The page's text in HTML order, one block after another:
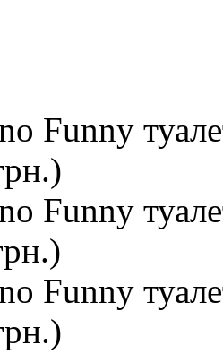
Funny
Funny
Funny